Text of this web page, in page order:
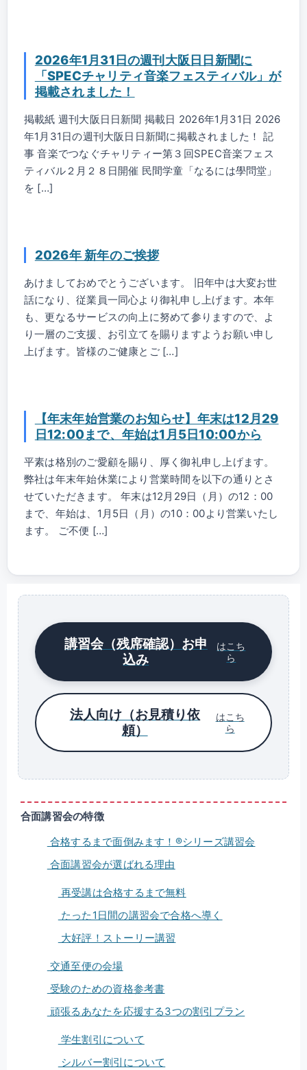
2026年1月31日の週刊大阪日日新聞に
「SPECチャリティ音楽フェスティバル」が
掲載されました！
掲載紙 週刊大阪日日新聞 掲載日 2026年1月31日 2026
年1月31日の週刊大阪日日新聞に掲載されました！ 記
事 音楽でつなぐチャリティー第３回SPEC音楽フェス
ティバル２月２８日開催 民間学童「なるには學問堂」
を […]
2026年 新年のご挨拶
あけましておめでとうございます。 旧年中は大変お世
話になり、従業員一同心より御礼申し上げます。本年
も、更なるサービスの向上に努めて参りますので、よ
り一層のご支援、お引立てを賜りますようお願い申し
上げます。皆様のご健康とご […]
【年末年始営業のお知らせ】年末は12月29
日12:00まで、年始は1月5日10:00から
平素は格別のご愛顧を賜り、厚く御礼申し上げます。
弊社は年末年始休業により営業時間を以下の通りとさ
せていただきます。 年末は12月29日（月）の12：00
まで、年始は、1月5日（月）の10：00より営業いたし
ます。 ご不便 […]
講習会（残席確認）お申
込み
はこち
ら
法人向け（お見積り依
頼）
はこち
ら
合面講習会の特徴
合格するまで面倒みます！®シリーズ講習会
合面講習会が選ばれる理由
再受講は合格するまで無料
たった1日間の講習会で合格へ導く
大好評！ストーリー講習
交通至便の会場
受験のための資格参考書
頑張るあなたを応援する3つの割引プラン
学生割引について
シルバー割引について